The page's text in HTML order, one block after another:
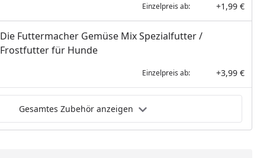
Einzelpreis ab: +1,99 €
Die Futtermacher Gemüse Mix Spezialfutter /
Frostfutter für Hunde
Einzelpreis ab: +3,99 €
Gesamtes Zubehör anzeigen